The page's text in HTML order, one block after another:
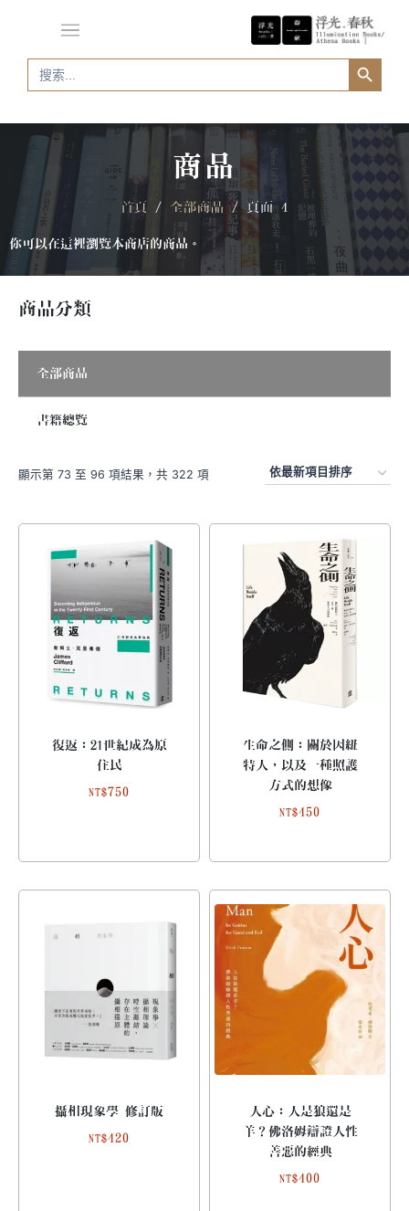
Search
for:
Search Button
商品
首頁 / 全部商品 / 頁面 4
你可以在這裡瀏覽本商店的商品。
商品分類
全部商品
書籍總覽
顯示第 73 至 96 項結果，共 322 項
復返：21世紀成為原
住民
NT$750
生命之側：關於因紐
特人，以及一種照護
方式的想像
NT$450
攝相現象學 修訂版
NT$420
人心：人是狼還是
羊？佛洛姆辯證人性
善惡的經典
NT$400